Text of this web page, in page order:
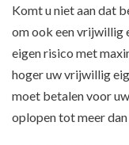
Komt u niet aan dat
om ook een vrijwillig
eigen risico met
hoger uw vrijwillig
moet betalen voor
oplopen tot meer